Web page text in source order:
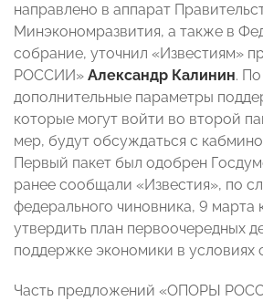
направлено в аппарат
Минэкономразвития, а также в
собрание, уточнил «Известиям»
РОССИИ» Александр Калинин.
дополнительные параметры
которые могут войти во второй
мер, будут обсуждаться с
Первый пакет был одобрен
ранее сообщали «Известия», по
федерального чиновника, 9
утвердить план первоочередных
поддержке экономики в условиях
Часть предложений «ОПОРЫ